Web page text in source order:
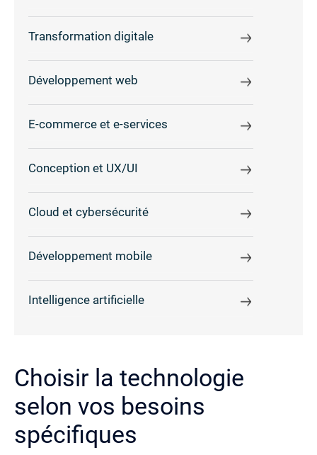
Transformation digitale
Développement web
E-commerce et e-services
Conception et UX/UI
Cloud et cybersécurité
Développement mobile
Intelligence artificielle
Choisir la technologie
selon vos besoins
spécifiques